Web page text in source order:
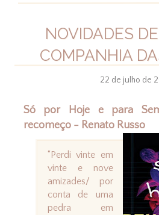
NOVIDADES
COMPANHIA
22 de julho de
Só por Hoje e para
recomeço - Renato Russo
“Perdi vinte em
vinte e nove
amizades/ por
conta de uma
pedra em